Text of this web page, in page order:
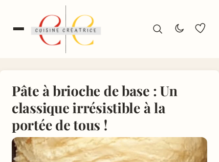
Pâte à brioche de base : Un
classique irrésistible à la
portée de tous !